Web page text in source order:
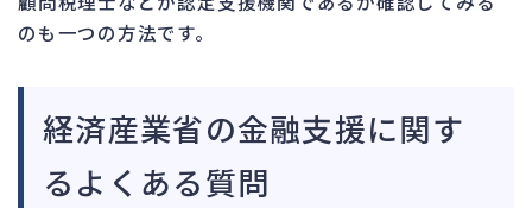
のも一つの方法です。
経済産業省の金融支援に関す
るよくある質問